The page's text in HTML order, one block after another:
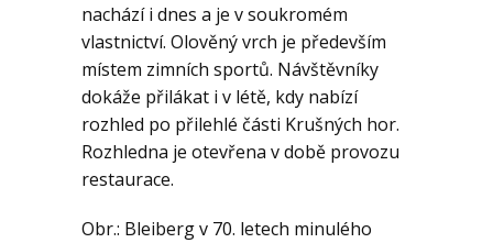
nachází i dnes a je v soukromém
vlastnictví. Olověný vrch je především
místem zimních sportů. Návštěvníky
dokáže přilákat i v létě, kdy nabízí
rozhled po přilehlé části Krušných hor.
Rozhledna je otevřena v době provozu
restaurace.
Obr.: Bleiberg v 70. letech minulého